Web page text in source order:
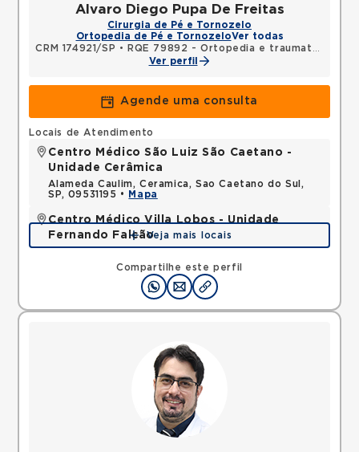
Alvaro Diego Pupa De Freitas
Cirurgia de Pé e Tornozelo
Ortopedia de Pé e TornozeloVer todas
CRM 174921/SP •
RQE 79892 - Ortopedia e traumatologia
Ver perfil
Agende uma consulta
Compartilhe este perfil
Locais de Atendimento
Centro Médico São Luiz São Caetano -
Unidade Cerâmica
Alameda Caulim, Ceramica, Sao Caetano do Sul,
SP, 09531195 •
Mapa
Centro Médico Villa Lobos - Unidade
Fernando Falcão
Rua Fernando Falcao, Mooca, Sao Paulo, SP,
Mapa
Veja mais locais